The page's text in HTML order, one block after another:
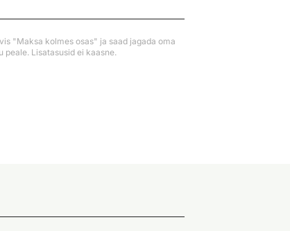
"Maksa kolmes osas" ja saad jagada oma
peale. Lisatasusid ei kaasne.